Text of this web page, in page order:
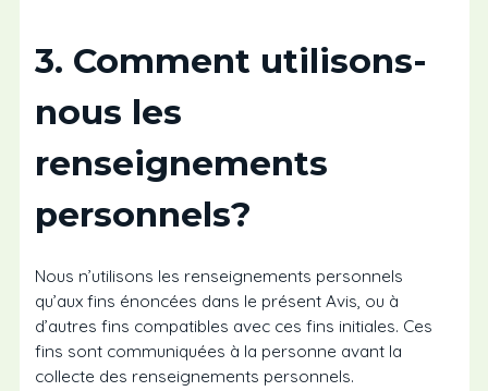
3. Comment utilisons-
nous les
renseignements
personnels?
Nous n’utilisons les renseignements personnels
qu’aux fins énoncées dans le présent Avis, ou à
d’autres fins compatibles avec ces fins initiales. Ces
fins sont communiquées à la personne avant la
collecte des renseignements personnels.